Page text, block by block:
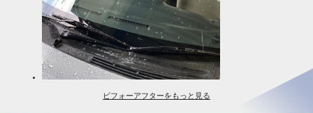
ビフォーアフターをもっと見る